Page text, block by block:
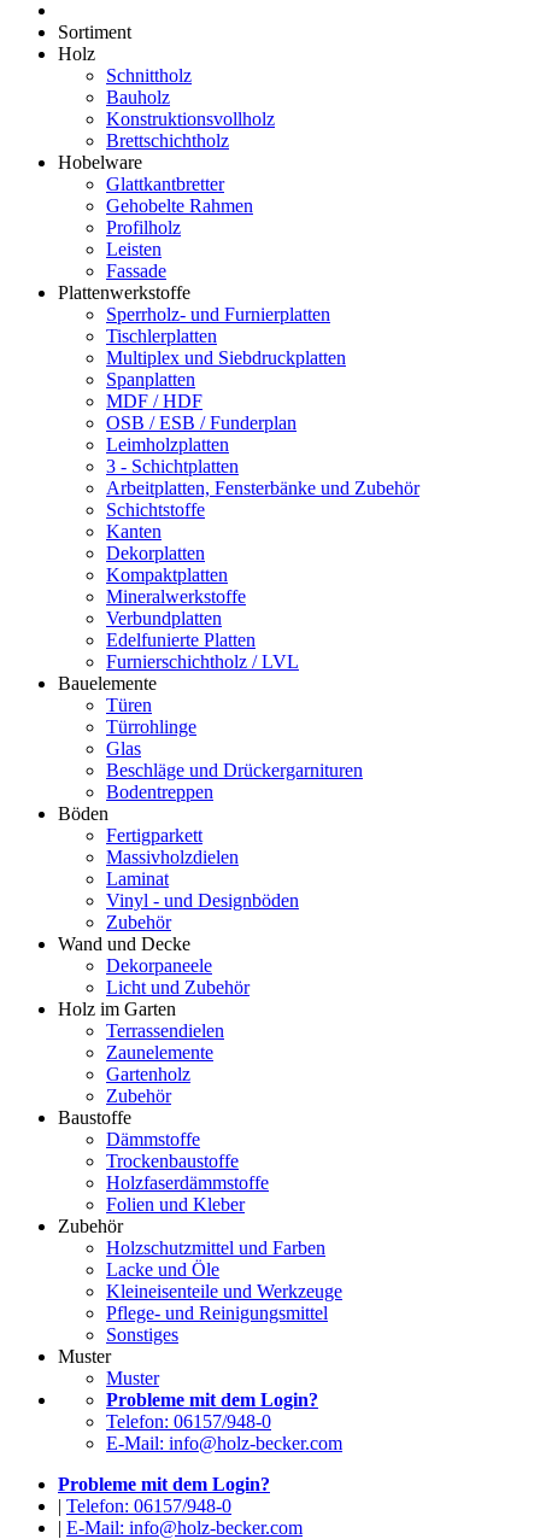
Sortiment
Holz
Schnittholz
Bauholz
Konstruktionsvollholz
Brettschichtholz
Hobelware
Glattkantbretter
Gehobelte Rahmen
Profilholz
Leisten
Fassade
Plattenwerkstoffe
Sperrholz- und Furnierplatten
Tischlerplatten
Multiplex und Siebdruckplatten
Spanplatten
MDF / HDF
OSB / ESB / Funderplan
Leimholzplatten
3 - Schichtplatten
Arbeitplatten, Fensterbänke und Zubehör
Schichtstoffe
Kanten
Dekorplatten
Kompaktplatten
Mineralwerkstoffe
Verbundplatten
Edelfunierte Platten
Furnierschichtholz / LVL
Bauelemente
Türen
Türrohlinge
Glas
Beschläge und Drückergarnituren
Bodentreppen
Böden
Fertigparkett
Massivholzdielen
Laminat
Vinyl - und Designböden
Zubehör
Wand und Decke
Dekorpaneele
Licht und Zubehör
Holz im Garten
Terrassendielen
Zaunelemente
Gartenholz
Zubehör
Baustoffe
Dämmstoffe
Trockenbaustoffe
Holzfaserdämmstoffe
Folien und Kleber
Zubehör
Holzschutzmittel und Farben
Lacke und Öle
Kleineisenteile und Werkzeuge
Pflege- und Reinigungsmittel
Sonstiges
Muster
Muster
Probleme mit dem Login?
Telefon: 06157/948-0
E-Mail: info@holz-becker.com
Probleme mit dem Login?
| Telefon: 06157/948-0
| E-Mail: info@holz-becker.com